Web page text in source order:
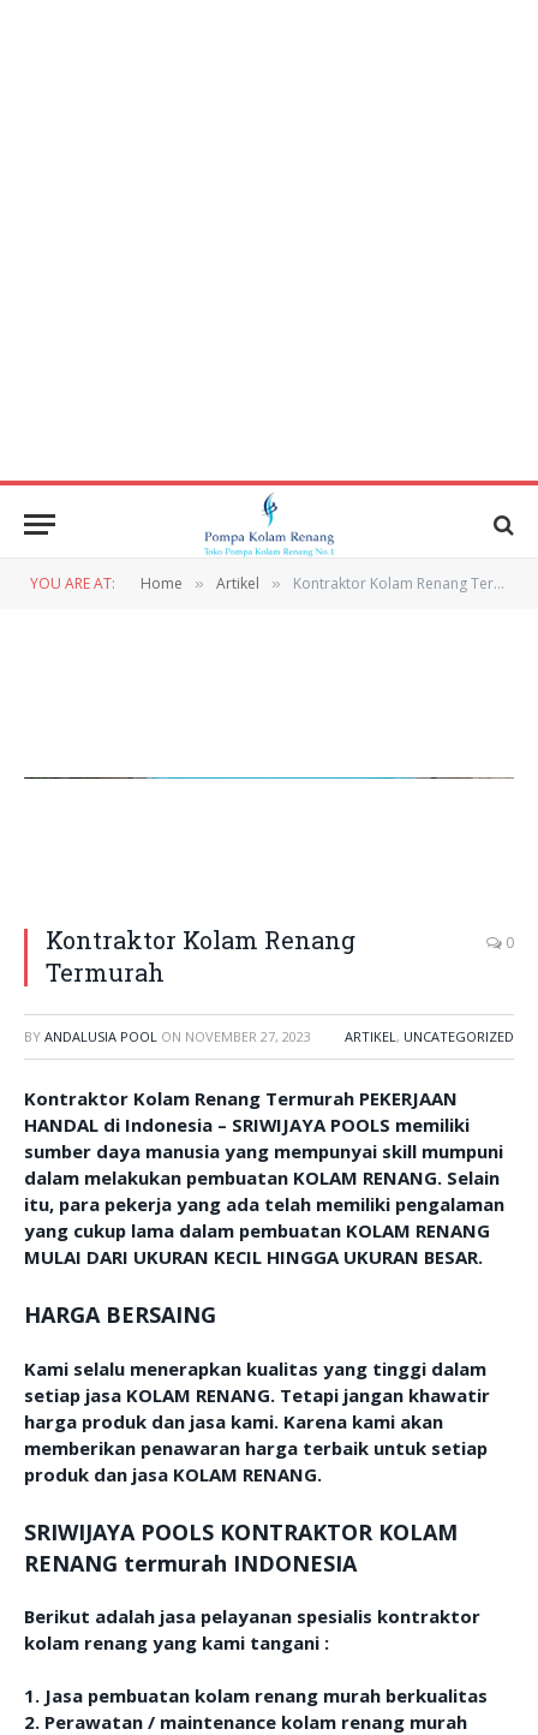
YOU ARE AT: Home » Artikel » Kontraktor Kolam Renang Termurah
Kontraktor Kolam Renang
Termurah
0
BY ANDALUSIA POOL ON NOVEMBER 27, 2023 ARTIKEL, UNCATEGORIZED
Kontraktor Kolam Renang Termurah PEKERJAAN
HANDAL di Indonesia – SRIWIJAYA POOLS memiliki
sumber daya manusia yang mempunyai skill mumpuni
dalam melakukan pembuatan KOLAM RENANG. Selain
itu, para pekerja yang ada telah memiliki pengalaman
yang cukup lama dalam pembuatan KOLAM RENANG
MULAI DARI UKURAN KECIL HINGGA UKURAN BESAR.
HARGA BERSAING
Kami selalu menerapkan kualitas yang tinggi dalam
setiap jasa KOLAM RENANG. Tetapi jangan khawatir
harga produk dan jasa kami. Karena kami akan
memberikan penawaran harga terbaik untuk setiap
produk dan jasa KOLAM RENANG.
SRIWIJAYA POOLS KONTRAKTOR KOLAM
RENANG termurah INDONESIA
Berikut adalah jasa pelayanan spesialis kontraktor
kolam renang yang kami tangani :
1. Jasa pembuatan kolam renang murah berkualitas
2. Perawatan / maintenance kolam renang murah